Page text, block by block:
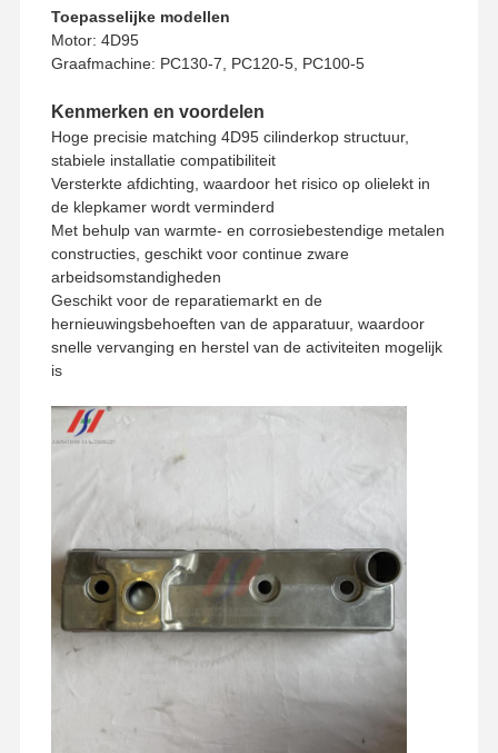
Toepasselijke modellen
Motor: 4D95
Graafmachine: PC130-7, PC120-5, PC100-5
Kenmerken en voordelen
Hoge precisie matching 4D95 cilinderkop structuur,
stabiele installatie compatibiliteit
Versterkte afdichting, waardoor het risico op olielekt in
de klepkamer wordt verminderd
Met behulp van warmte- en corrosiebestendige metalen
constructies, geschikt voor continue zware
arbeidsomstandigheden
Geschikt voor de reparatiemarkt en de
hernieuwingsbehoeften van de apparatuur, waardoor
snelle vervanging en herstel van de activiteiten mogelijk
is